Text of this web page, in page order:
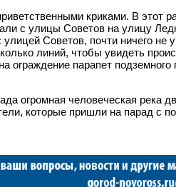
криками. В этот
с улицы Советов на улицу
Советов, почти ничего
линий, чтобы увидеть
ограждение парапет
огромная человеческая река
которые пришли на парад с